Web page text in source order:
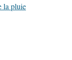
la pluie